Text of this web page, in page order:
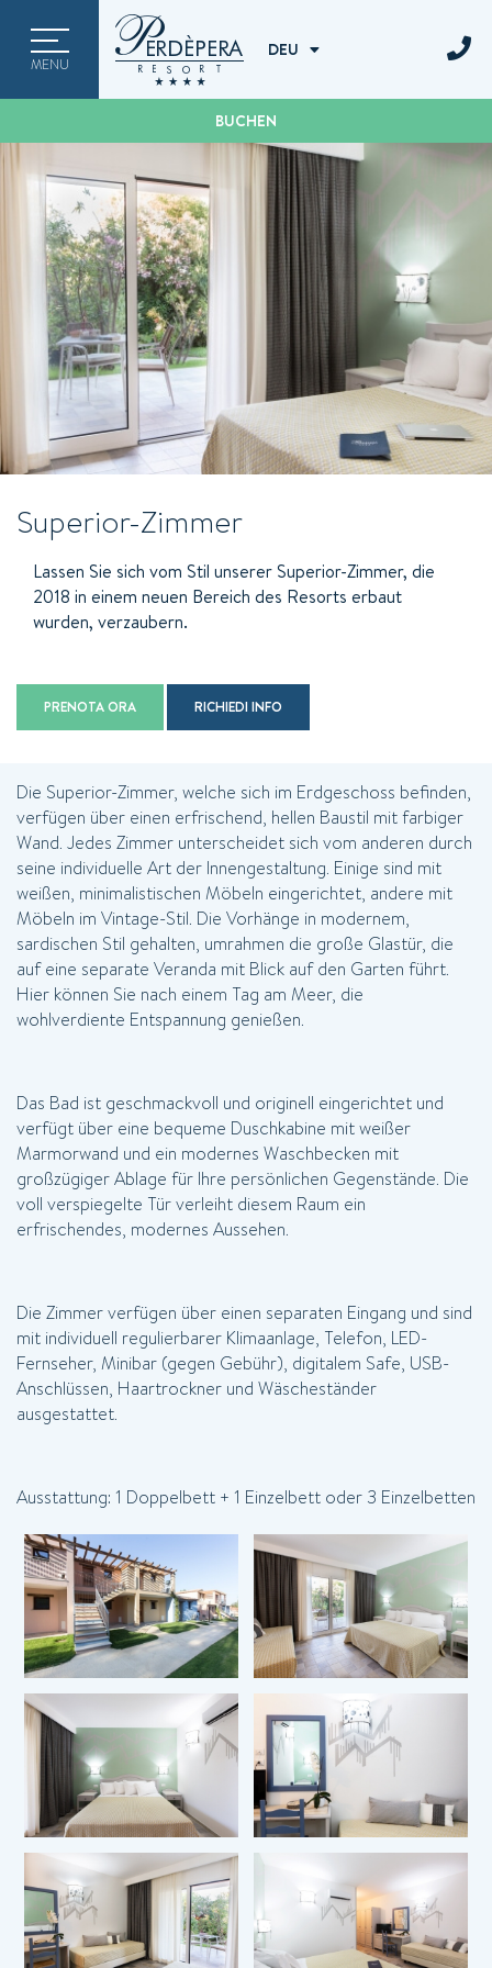
MENU
DEU
ENG
BUCHEN
INTERNET-
Superior-Zimmer
Lassen Sie sich vom Stil unserer Superior-Zimmer, die
2018 in einem neuen Bereich des Resorts erbaut
wurden, verzaubern.
PRENOTA ORA RICHIEDI INFO
Die Superior-Zimmer, welche sich im Erdgeschoss befinden,
verfügen über einen erfrischend, hellen Baustil mit farbiger
Wand. Jedes Zimmer unterscheidet sich vom anderen durch
seine individuelle Art der Innengestaltung. Einige sind mit
weißen, minimalistischen Möbeln eingerichtet, andere mit
Möbeln im Vintage-Stil. Die Vorhänge in modernem,
sardischen Stil gehalten, umrahmen die große Glastür, die
auf eine separate Veranda mit Blick auf den Garten führt.
Hier können Sie nach einem Tag am Meer, die
wohlverdiente Entspannung genießen.
Das Bad ist geschmackvoll und originell eingerichtet und
verfügt über eine bequeme Duschkabine mit weißer
Marmorwand und ein modernes Waschbecken mit
großzügiger Ablage für Ihre persönlichen Gegenstände. Die
voll verspiegelte Tür verleiht diesem Raum ein
erfrischendes, modernes Aussehen.
Die Zimmer verfügen über einen separaten Eingang und sind
mit individuell regulierbarer Klimaanlage, Telefon, LED-
Fernseher, Minibar (gegen Gebühr), digitalem Safe, USB-
Anschlüssen, Haartrockner und Wäscheständer
ausgestattet.
Ausstattung: 1 Doppelbett + 1 Einzelbett oder 3 Einzelbetten
Nome*
Cognome*
Email*